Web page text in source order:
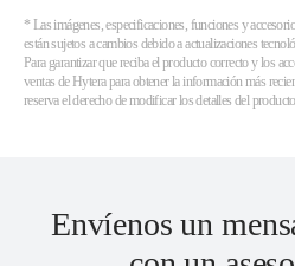
* Las imágenes, especificaciones, funciones y
están sujetos a cambios debido a actualizaciones
Para garantizar que reciba el producto correcto y los
ventas de Hytera para obtener la información más
reserva el derecho de modificar los detalles del
Envíenos un